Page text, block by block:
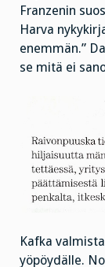
Franzenin
Harva
enemmän.”
se mitä ei
Kafka
yöpöydälle.